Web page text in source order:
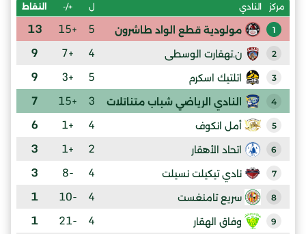
مركز النادي ل +/- النقاط
1 مولودية قطع الواد طاشرون 5
+15
13
2 ن.تهقارت الوسطى 4
+7
9
3 اتلتيك اسكرم 5
+3
9
4 النادي الرياضي شباب متناتلات 3
+15
7
5 أمل انكوف 4
+1
6
6 اتحاد الأهقار 2
+1
3
7 نادي تيكيلت نسيلت 4
-8
3
8 سريع تامنغست 4
-10
1
9 وفاق الهقار 4
-21
1